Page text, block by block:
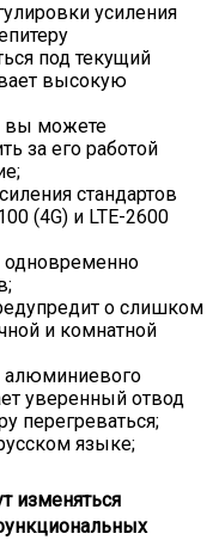
усиления
под текущий
высокую
вы можете
за его работой
стандартов
(4G) и LTE-2600
одновременно
о слишком
и комнатной
алюминиевого
уверенный отвод
перегреваться;
языке;
изменяться